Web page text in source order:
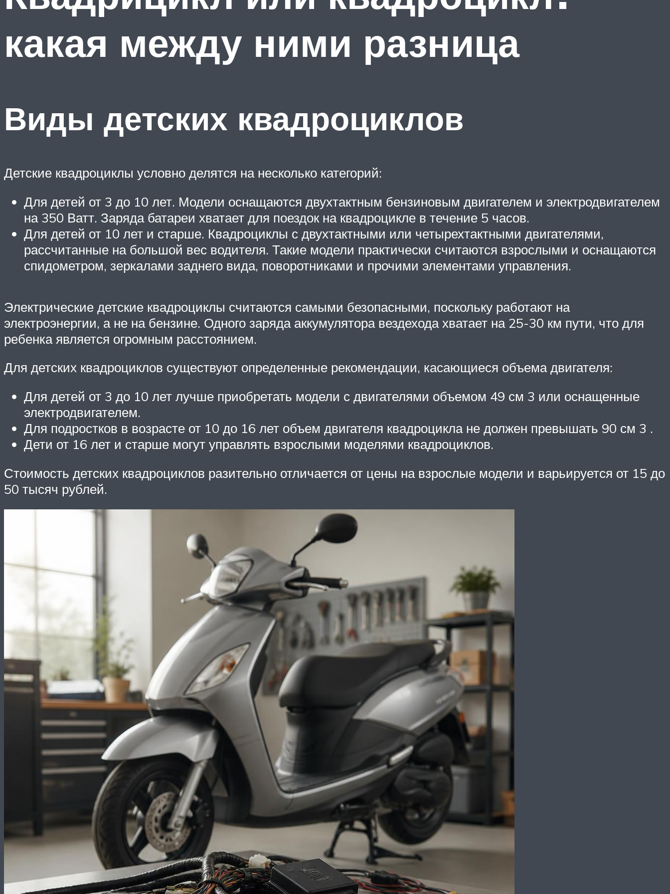
какая между ними разница
Виды детских квадроциклов
Детские квадроциклы условно делятся на несколько категорий:
Для детей от 3 до 10 лет. Модели оснащаются двухтактным бензиновым двигателем и электродвигателем
на 350 Ватт. Заряда батареи хватает для поездок на квадроцикле в течение 5 часов.
Для детей от 10 лет и старше. Квадроциклы с двухтактными или четырехтактными двигателями,
рассчитанные на большой вес водителя. Такие модели практически считаются взрослыми и оснащаются
спидометром, зеркалами заднего вида, поворотниками и прочими элементами управления.
Электрические детские квадроциклы считаются самыми безопасными, поскольку работают на
электроэнергии, а не на бензине. Одного заряда аккумулятора вездехода хватает на 25-30 км пути, что для
ребенка является огромным расстоянием.
Для детских квадроциклов существуют определенные рекомендации, касающиеся объема двигателя:
Для детей от 3 до 10 лет лучше приобретать модели с двигателями объемом 49 см 3 или оснащенные
электродвигателем.
Для подростков в возрасте от 10 до 16 лет объем двигателя квадроцикла не должен превышать 90 см 3 .
Дети от 16 лет и старше могут управлять взрослыми моделями квадроциклов.
Стоимость детских квадроциклов разительно отличается от цены на взрослые модели и варьируется от 15 до
50 тысяч рублей.